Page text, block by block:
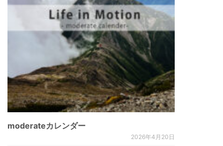
moderateカレンダー
2026年4月20日